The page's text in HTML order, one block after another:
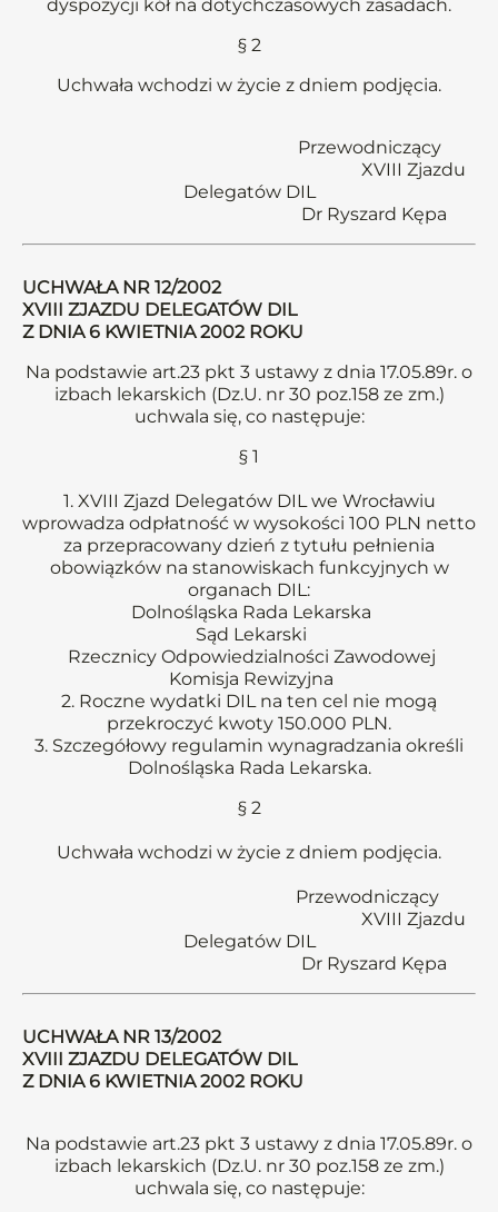
dyspozycji kół na dotychczasowych zasadach.
§ 2
Uchwała wchodzi w życie z dniem podjęcia.
Przewodniczący
XVIII Zjazdu
Delegatów DIL
Dr Ryszard Kępa
UCHWAŁA NR 12/2002
XVIII ZJAZDU DELEGATÓW DIL
Z DNIA 6 KWIETNIA 2002 ROKU
Na podstawie art.23 pkt 3 ustawy z dnia 17.05.89r. o
izbach lekarskich (Dz.U. nr 30 poz.158 ze zm.)
uchwala się, co następuje:
§ 1
1. XVIII Zjazd Delegatów DIL we Wrocławiu
wprowadza odpłatność w wysokości 100 PLN netto
za przepracowany dzień z tytułu pełnienia
obowiązków na stanowiskach funkcyjnych w
organach DIL:
Dolnośląska Rada Lekarska
Sąd Lekarski
Rzecznicy Odpowiedzialności Zawodowej
Komisja Rewizyjna
2. Roczne wydatki DIL na ten cel nie mogą
przekroczyć kwoty 150.000 PLN.
3. Szczegółowy regulamin wynagradzania określi
Dolnośląska Rada Lekarska.
§ 2
Uchwała wchodzi w życie z dniem podjęcia.
Przewodniczący
XVIII Zjazdu
Delegatów DIL
Dr Ryszard Kępa
UCHWAŁA NR 13/2002
XVIII ZJAZDU DELEGATÓW DIL
Z DNIA 6 KWIETNIA 2002 ROKU
Na podstawie art.23 pkt 3 ustawy z dnia 17.05.89r. o
izbach lekarskich (Dz.U. nr 30 poz.158 ze zm.)
uchwala się, co następuje: